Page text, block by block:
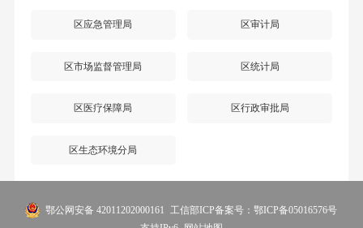
区应急管理局 区审计局
区市场监督管理局 区统计局
区医疗保障局 区行政审批局
区生态环境分局
鄂公网安备 42011202000161 工信部ICP备案号：鄂ICP备05016576号